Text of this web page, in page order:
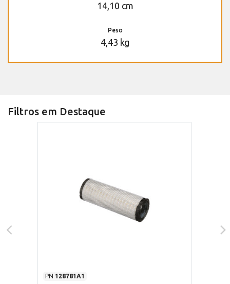
14,10 cm
Peso
4,43 kg
Filtros em Destaque
PN 128781A1